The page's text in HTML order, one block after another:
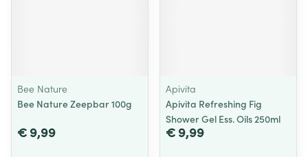
Bee Nature
Bee Nature Zeepbar 100g
€ 9,99
Apivita
Apivita Refreshing Fig
Shower Gel Ess. Oils 250ml
€ 9,99